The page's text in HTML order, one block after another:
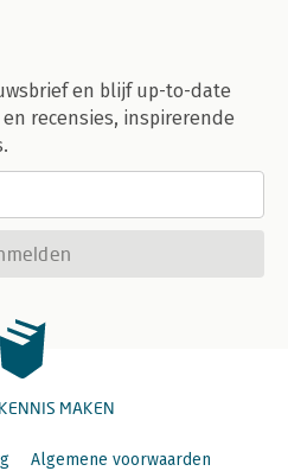
en blijf up-to-date
recensies, inspirerende
MAKEN
Algemene voorwaarden